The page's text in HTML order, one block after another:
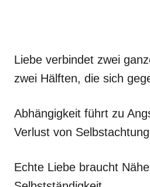
Liebe verbindet zwei
zwei Hälften, die sich
Abhängigkeit führt zu
Verlust von
Echte Liebe braucht